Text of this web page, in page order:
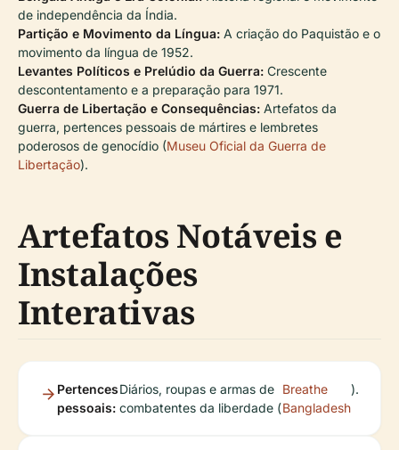
de independência da Índia.
Partição e Movimento da Língua: A criação do Paquistão e o
movimento da língua de 1952.
Levantes Políticos e Prelúdio da Guerra: Crescente
descontentamento e a preparação para 1971.
Guerra de Libertação e Consequências: Artefatos da
guerra, pertences pessoais de mártires e lembretes
poderosos de genocídio (Museu Oficial da Guerra de
Libertação).
Artefatos Notáveis e
Instalações
Interativas
Pertences
pessoais:
Diários, roupas e armas de
combatentes da liberdade (
Breathe
Bangladesh
).